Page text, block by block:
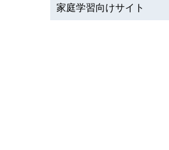
家庭学習向けサイト